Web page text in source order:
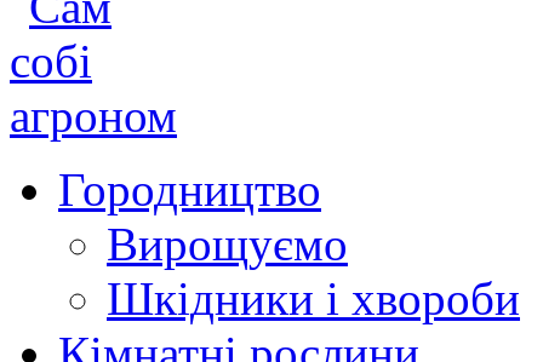
Городництво
Вирощуємо
Шкідники і хвороби